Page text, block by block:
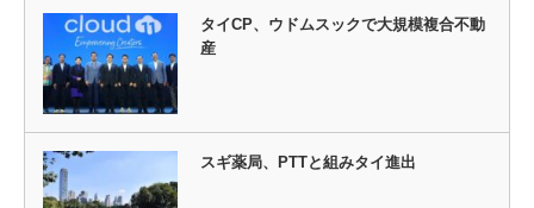
タイCP、ウドムスックで大規模複合不動
産
スギ薬局、PTTと組みタイ進出